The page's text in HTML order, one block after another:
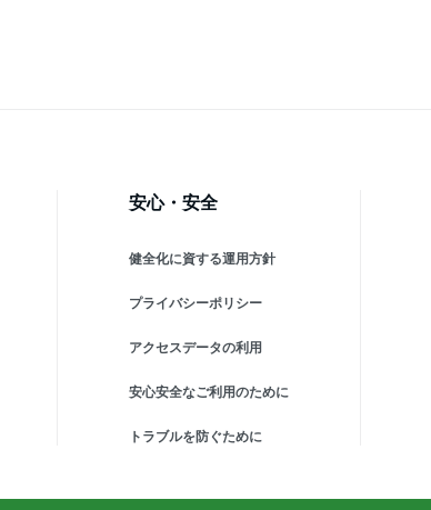
安心・安全
健全化に資する運用方針
プライバシーポリシー
アクセスデータの利用
安心安全なご利用のために
トラブルを防ぐために